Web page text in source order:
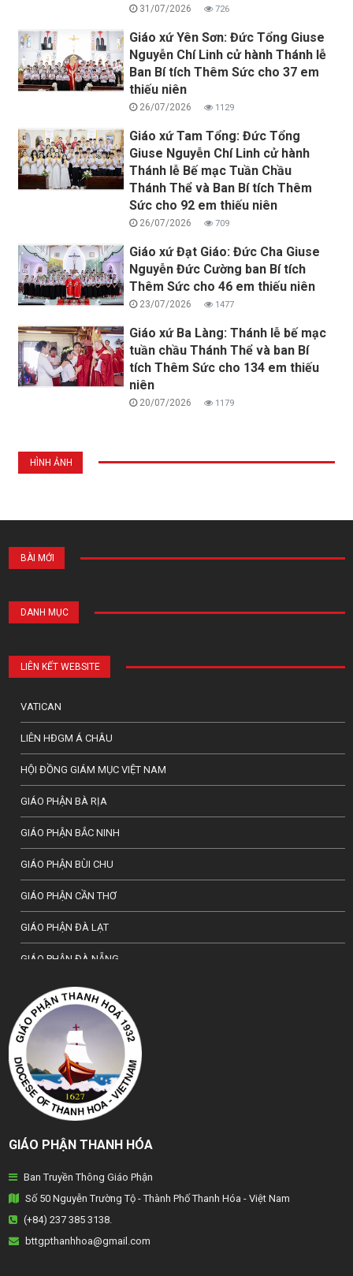
31/07/2026 726
Giáo xứ Yên Sơn: Đức Tổng Giuse
Nguyễn Chí Linh cử hành Thánh lễ
Ban Bí tích Thêm Sức cho 37 em
thiếu niên
26/07/2026 1129
Giáo xứ Tam Tổng: Đức Tổng
Giuse Nguyễn Chí Linh cử hành
Thánh lễ Bế mạc Tuần Chầu
Thánh Thể và Ban Bí tích Thêm
Sức cho 92 em thiếu niên
26/07/2026 709
Giáo xứ Đạt Giáo: Đức Cha Giuse
Nguyễn Đức Cường ban Bí tích
Thêm Sức cho 46 em thiếu niên
23/07/2026 1477
Giáo xứ Ba Làng: Thánh lễ bế mạc
tuần chầu Thánh Thể và ban Bí
tích Thêm Sức cho 134 em thiếu
niên
20/07/2026 1179
HÌNH ẢNH
BÀI MỚI
DANH MỤC
LIÊN KẾT WEBSITE
VATICAN
LIÊN HĐGM Á CHÂU
HỘI ĐỒNG GIÁM MỤC VIỆT NAM
GIÁO PHẬN BÀ RỊA
GIÁO PHẬN BẮC NINH
GIÁO PHẬN BÙI CHU
GIÁO PHẬN CẦN THƠ
GIÁO PHẬN ĐÀ LẠT
GIÁO PHẬN ĐÀ NẴNG
TỔNG GIÁO PHẬN HÀ NỘI
GIÁO PHẬN HẢI PHÒNG
TỔNG GIÁO PHẬN HUẾ
GIÁO PHẬN HƯNG HOÁ
GIÁO PHẬN KON TUM
GIÁO PHẬN LẠNG SƠN
GIÁO PHẬN LONG XUYÊN
GIÁO PHẬN PHAN THIẾT
GIÁO PHẬN THANH HÓA
Ban Truyền Thông Giáo Phận
Số 50 Nguyễn Trường Tộ - Thành Phố Thanh Hóa - Việt Nam
(+84) 237 385 3138.
bttgpthanhhoa@gmail.com